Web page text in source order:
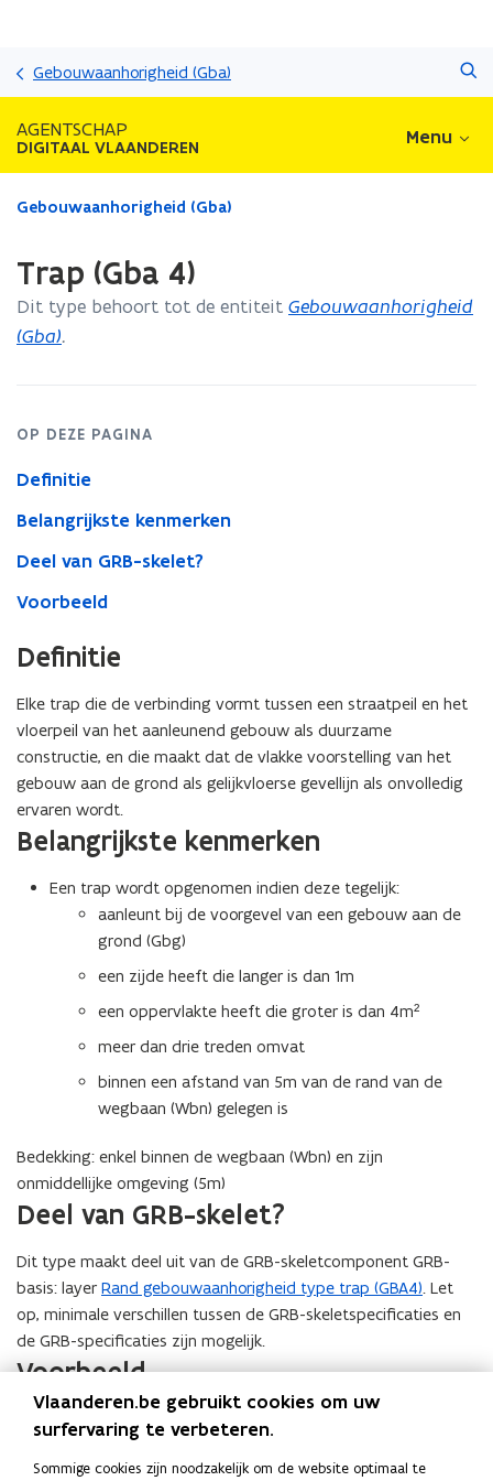
Gebouwaanhorigheid (Gba)
AGENTSCHAP
DIGITAAL VLAANDEREN Menu
Gedaan
bevindt
op:
Gebouwaanhorigheid (Gba)
Trap (Gba 4)
Dit type behoort tot de entiteit Gebouwaanhorigheid
(Gba).
OP DEZE PAGINA
Definitie
Belangrijkste kenmerken
Deel van GRB-skelet?
Voorbeeld
Definitie
Elke trap die de verbinding vormt tussen een straatpeil en het
vloerpeil van het aanleunend gebouw als duurzame
constructie, en die maakt dat de vlakke voorstelling van het
gebouw aan de grond als gelijkvloerse gevellijn als onvolledig
ervaren wordt.
Belangrijkste kenmerken
Een trap wordt opgenomen indien deze tegelijk:
aanleunt bij de voorgevel van een gebouw aan de
grond (Gbg)
een zijde heeft die langer is dan 1m
een oppervlakte heeft die groter is dan 4m²
meer dan drie treden omvat
binnen een afstand van 5m van de rand van de
wegbaan (Wbn) gelegen is
Bedekking: enkel binnen de wegbaan (Wbn) en zijn
onmiddellijke omgeving (5m)
Deel van GRB-skelet?
Dit type maakt deel uit van de GRB-skeletcomponent GRB-
basis: layer Rand gebouwaanhorigheid type trap (GBA4). Let
op, minimale verschillen tussen de GRB-skeletspecificaties en
de GRB-specificaties zijn mogelijk.
Voorbeeld
Deze trap, aanleunend bij het gebouw aan de grond (Gbg,
roze lijn in foto), wordt opgenomen als
gebouwaanhorigheid (Gba, gele lijn) van het type ‘trap’
Vlaanderen.be gebruikt cookies om uw
surfervaring te verbeteren.
Sommige cookies zijn noodzakelijk om de website optimaal te